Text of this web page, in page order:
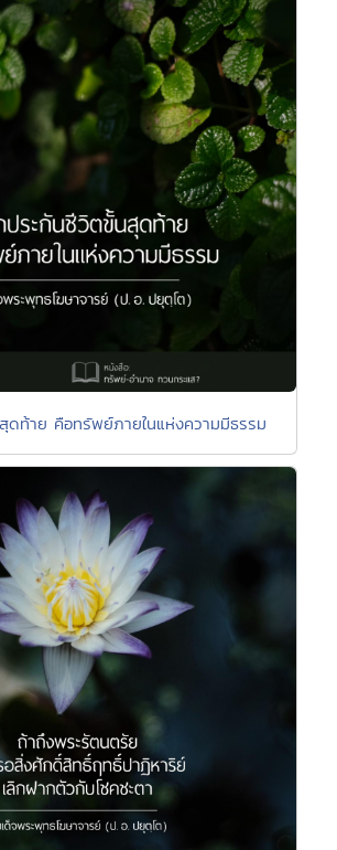
ดท้าย คือทรัพย์ภายในแห่งความมีธรรม